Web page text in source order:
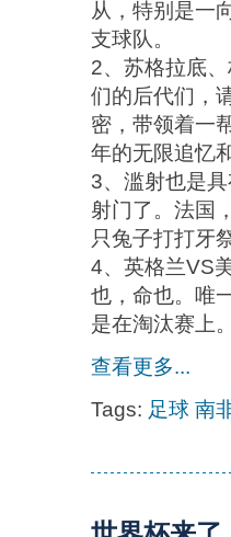
从，特别是一
支球队。
2、苏格拉底
们的后代们，
密，带领着一
年的无限追忆
3、滥射也是
射门了。法国
只兔子打打牙
4、英格兰VS
也，命也。唯
是在淘汰赛上
查看更多...
Tags: 足球 南